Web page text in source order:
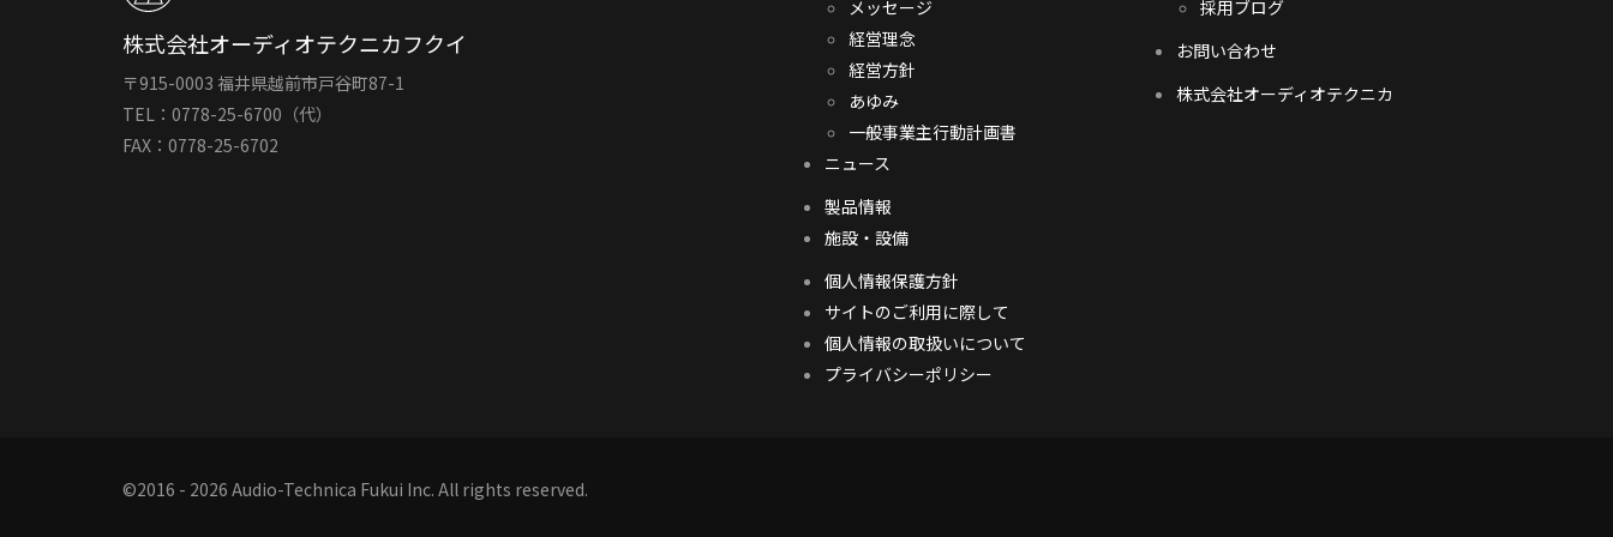
株式会社オーディオテクニカフクイ
〒915-0003 福井県越前市戸谷町87-1
TEL：0778-25-6700（代）
FAX：0778-25-6702
メッセージ
経営理念
経営方針
あゆみ
一般事業主行動計画書
ニュース
製品情報
施設・設備
個人情報保護方針
サイトのご利用に際して
個人情報の取扱いについて
プライバシーポリシー
採用ブログ
お問い合わせ
株式会社オーディオテクニカ
©2016 - 2026 Audio-Technica Fukui Inc. All rights reserved.